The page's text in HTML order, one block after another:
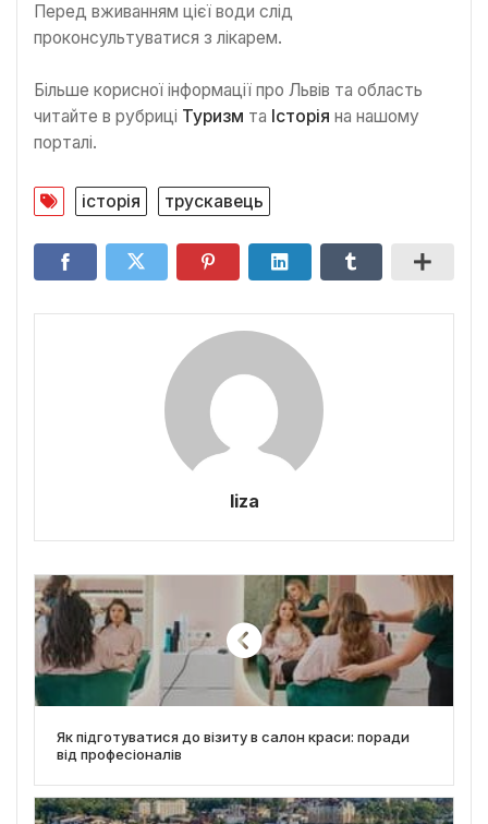
Перед вживанням цієї води слід
проконсультуватися з лікарем.
Більше корисної інформації про Львів та область
читайте в рубриці Туризм та Історія на нашому
порталі.
історія трускавець
liza
Як підготуватися до візиту в салон краси: поради
від професіоналів